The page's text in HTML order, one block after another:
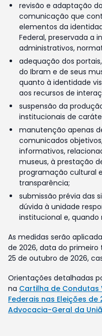
revisão e adaptação
comunicação que
elementos da
Federal, preservada a
administrativos,
adequação dos
do Ibram e de seus
quanto à identidade
aos recursos de
suspensão da
institucionais de
manutenção apenas
comunicados
informativos,
museus, à prestação
programação cultural
transparência;
submissão prévia das
dúvida à unidade
institucional e, quando
As medidas serão
de 2026, data do
25 de outubro de 2026,
Orientações detalhadas
na Cartilha de Condutas
Federais nas Eleições
Advocacia-Geral da